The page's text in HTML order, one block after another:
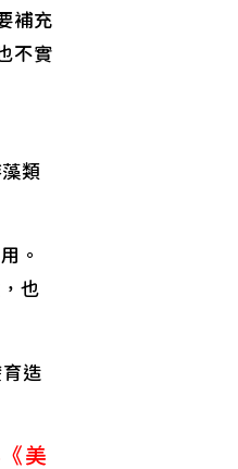
補充
不實
類
。
也
造
美